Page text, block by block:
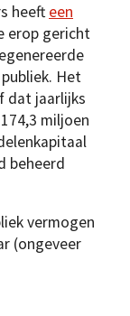
heeft een
erop gericht
Het
dat jaarlijks
miljoen
beheerd
vermogen
(ongeveer